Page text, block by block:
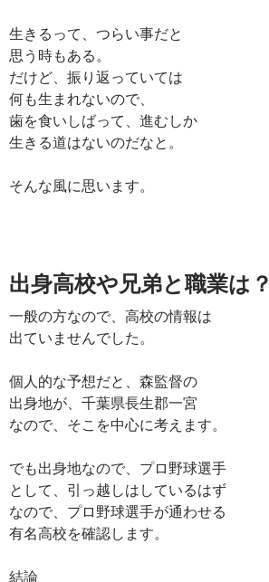
生きるって、つらい事だと
思う時もある。
だけど、振り返っていては
何も生まれないので、
歯を食いしばって、進むしか
生きる道はないのだなと。
そんな風に思います。
出身高校や兄弟と職業は？
一般の方なので、高校の情報は
出ていませんでした。
個人的な予想だと、森監督の
出身地が、千葉県長生郡一宮
なので、そこを中心に考えます。
でも出身地なので、プロ野球選手
として、引っ越しはしているはず
なので、プロ野球選手が通わせる
有名高校を確認します。
結論